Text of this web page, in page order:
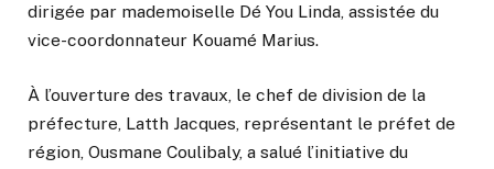
dirigée par mademoiselle Dé You Linda, assistée du
vice-coordonnateur Kouamé Marius.
À l’ouverture des travaux, le chef de division de la
préfecture, Latth Jacques, représentant le préfet de
région, Ousmane Coulibaly, a salué l’initiative du